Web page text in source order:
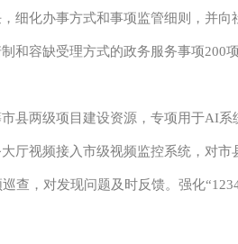
细化办事方式和事项监管细则，并向
和容缺受理方式的政务服务事项200
县两级项目建设资源，专项用于AI系
厅视频接入市级视频监控系统，对
查，对发现问题及时反馈。强化